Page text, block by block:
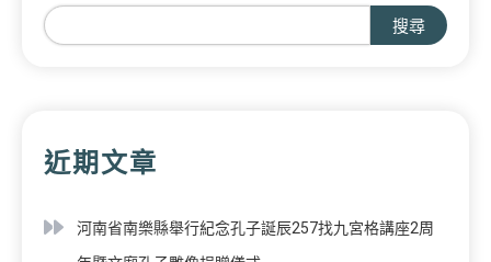
搜尋
近期文章
河南省南樂縣舉行紀念孔子誕辰257找九宮格講座2周